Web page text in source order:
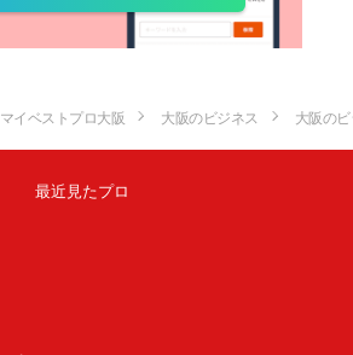
マイベストプロ大阪 大阪のビジネス 大阪の
最近見たプロ